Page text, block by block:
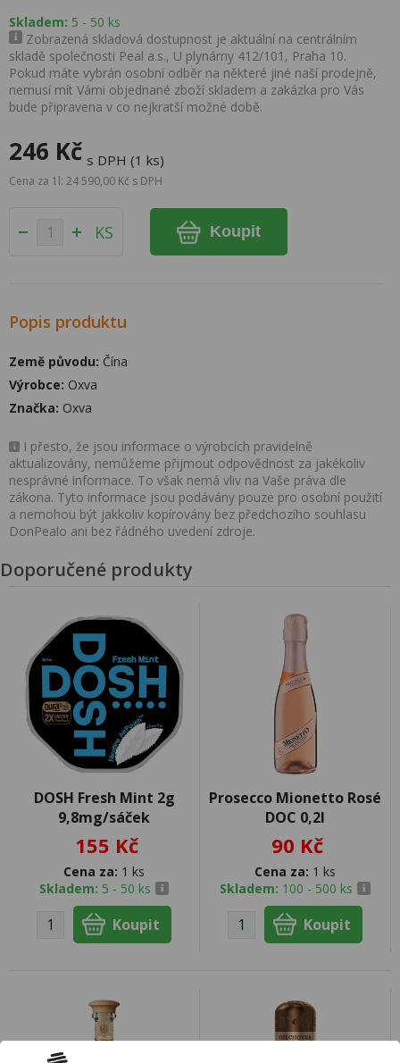
Skladem: 5 - 50 ks
Zobrazená skladová dostupnost je aktuální na centrálním
skladě společnosti Peal a.s., U plynárny 412/101, Praha 10.
Pokud máte vybrán osobní odběr na některé jiné naší prodejně,
nemusí mít Vámi objednané zboží skladem a zakázka pro Vás
bude připravena v co nejkratší možné době.
246 Kč s DPH (1 ks)
Cena za 1l: 24 590,00 Kč s DPH
KS Koupit
Popis produktu
Země původu: Čína
Výrobce: Oxva
Značka: Oxva
I přesto, že jsou informace o výrobcích pravidelně
aktualizovány, nemůžeme přijmout odpovědnost za jakékoliv
nesprávné informace. To však nemá vliv na Vaše práva dle
zákona. Tyto informace jsou podávány pouze pro osobní použití
a nemohou být jakkoliv kopírovány bez předchozího souhlasu
DonPealo ani bez řádného uvedení zdroje.
Doporučené produkty
DOSH Fresh Mint 2g
9,8mg/sáček
155 Kč
Cena za: 1 ks
Skladem: 5 - 50 ks
Prosecco Mionetto Rosé
DOC 0,2l
90 Kč
Cena za: 1 ks
Skladem: 100 - 500 ks